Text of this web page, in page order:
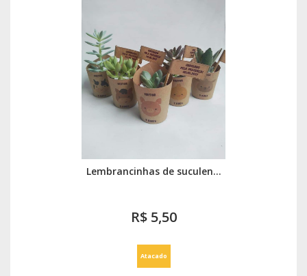
Lembrancinhas de suculen...
R$ 5,50
Atacado